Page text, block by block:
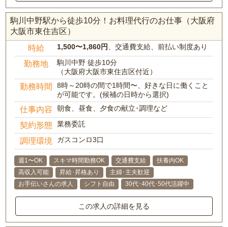
駒川中野駅から徒歩10分！お料理代行のお仕事（大阪府
大阪市東住吉区）
時給 1,500〜1,860円 、交通費支給、前払い制度あり
勤務地
駒川中野 徒歩10分
（大阪府大阪市東住吉区付近）
勤務時間
8時～20時の間で1時間〜、好きな日に働くこと
が可能です。(候補の日時から選択)
仕事内容 朝食、昼食、夕食の献立･調理など
契約形態 業務委託
調理環境 ガスコンロ3口
週1〜OK スキマ時間勤務OK 交通費支給
扶養内OK
高収入可能
昇給･昇格あり
主婦･主夫歓迎
お手伝いさんの求人
シフト自由 30代･40代･50代活躍中
この求人の詳細を見る